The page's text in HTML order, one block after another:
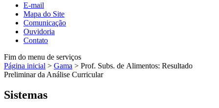
E-mail
Mapa do Site
Comunicação
Ouvidoria
Contato
Fim do menu de serviços
Página inicial > Gama > Prof. Subs. de Alimentos: Resultado
Preliminar da Análise Curricular
Sistemas